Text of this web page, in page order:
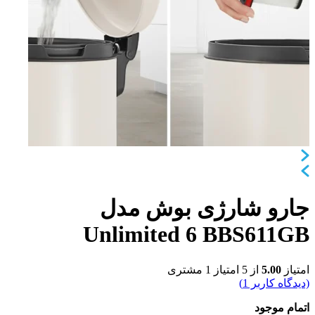
جارو شارژی بوش مدل
Unlimited 6 BBS611GB
امتیاز 5.00 از 5 امتیاز 1 مشتری
(دیدگاه کاربر
1
)
اتمام موجود